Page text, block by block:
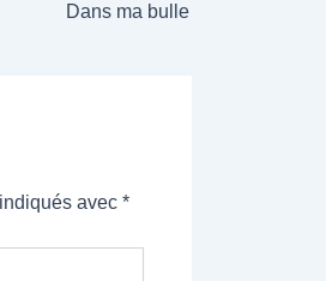
Dans ma bulle
avec *